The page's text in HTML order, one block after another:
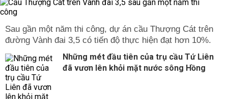
Sau gần một năm thi công, dự án cầu Thượng Cát trên
đường Vành đai 3,5 có tiến độ thực hiện đạt hơn 10%.
Những mét đầu tiên của trụ cầu Tứ Liên
đã vươn lên khỏi mặt nước sông Hồng